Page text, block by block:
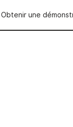
Obtenir une